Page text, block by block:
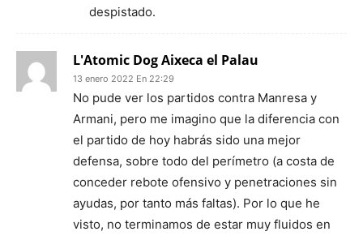
despistado.
L'Atomic Dog Aixeca el Palau
13 enero 2022 En 22:29
No pude ver los partidos contra Manresa y
Armani, pero me imagino que la diferencia con
el partido de hoy habrás sido una mejor
defensa, sobre todo del perímetro (a costa de
conceder rebote ofensivo y penetraciones sin
ayudas, por tanto más faltas). Por lo que he
visto, no terminamos de estar muy fluidos en